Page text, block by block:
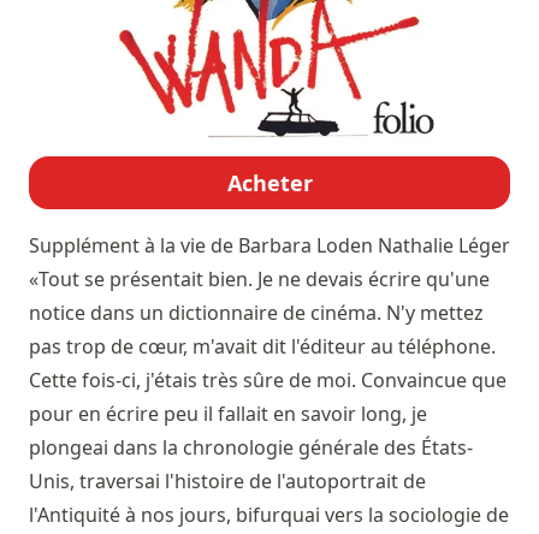
Acheter
Supplément à la vie de Barbara Loden Nathalie Léger
«Tout se présentait bien. Je ne devais écrire qu'une
notice dans un dictionnaire de cinéma. N'y mettez
pas trop de cœur, m'avait dit l'éditeur au téléphone.
Cette fois-ci, j'étais très sûre de moi. Convaincue que
pour en écrire peu il fallait en savoir long, je
plongeai dans la chronologie générale des États-
Unis, traversai l'histoire de l'autoportrait de
l'Antiquité à nos jours, bifurquai vers la sociologie de